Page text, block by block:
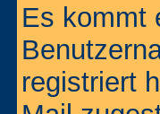
Es kommt
registriert